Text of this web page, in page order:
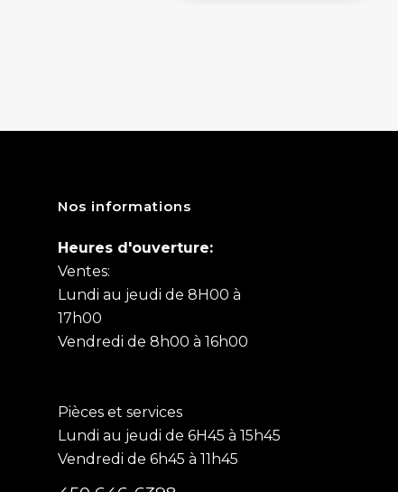
Nos informations
Heures d'ouverture:
Ventes:
Lundi au jeudi de 8H00 à
17h00
Vendredi de 8h00 à 16h00
Pièces et services
Lundi au jeudi de 6H45 à 15h45
Vendredi de 6h45 à 11h45